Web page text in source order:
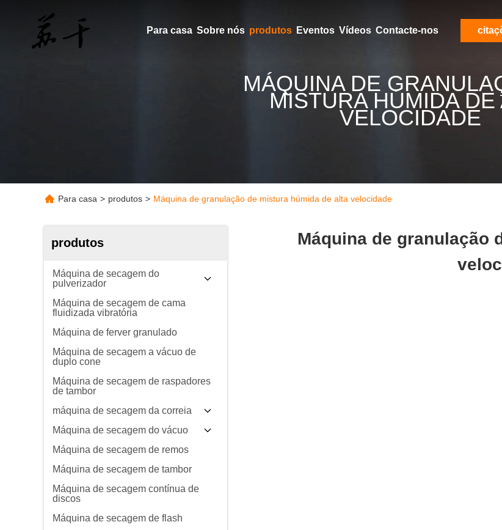
Para casa Sobre nós produtos Eventos Vídeos Contacte-nos
MÁQUINA DE
MISTURA HÚMIDA DE
VELOCIDADE
Para casa > produtos > Máquina de granulação de mistura húmida de alta velocidade
produtos
Máquina de secagem do
pulverizador
Máquina de secagem de cama
fluidizada vibratória
Máquina de ferver granulado
Máquina de secagem a vácuo de
duplo cone
Máquina de secagem de raspadores
de tambor
máquina de secagem da correia
Máquina de secagem do vácuo
Máquina de secagem de remos
Máquina de secagem de tambor
Máquina de secagem contínua de
discos
Máquina de secagem de flash
Máquina de granulação